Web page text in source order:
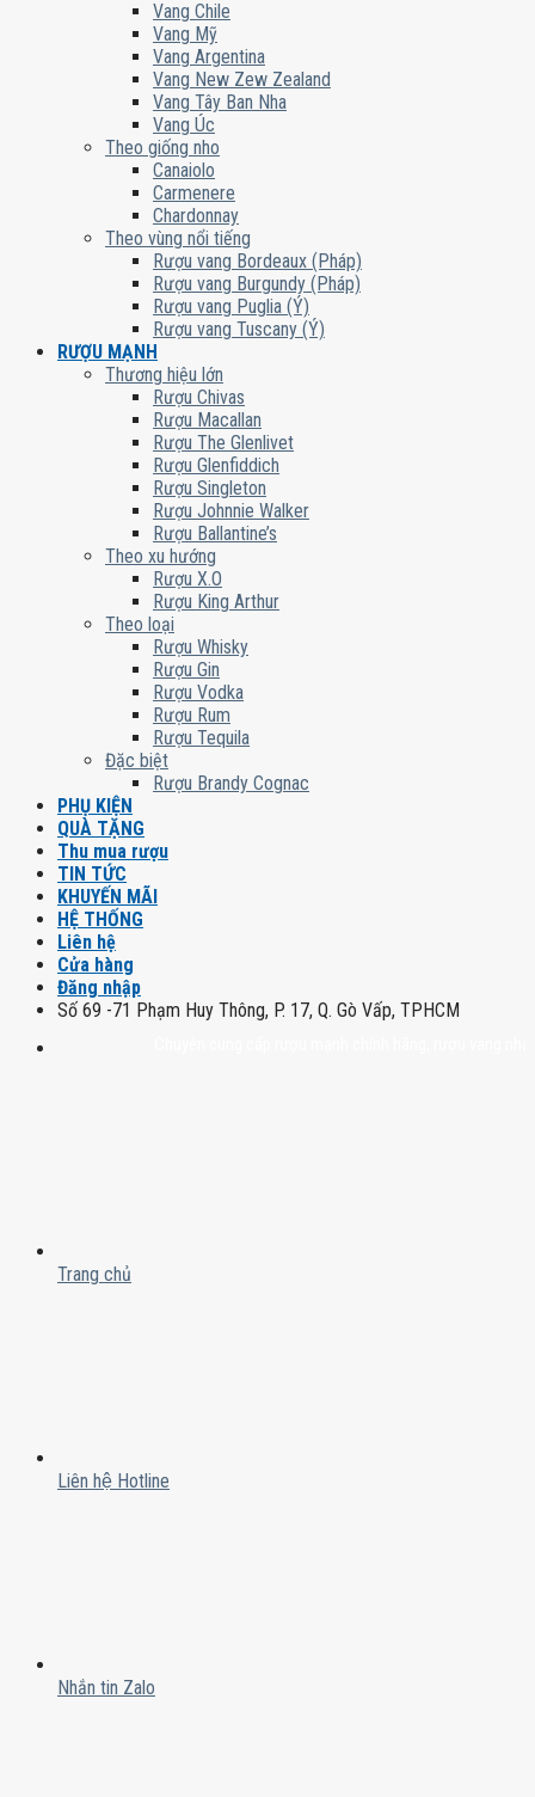
Vang Chile
Vang Mỹ
Vang Argentina
Vang New Zew Zealand
Vang Tây Ban Nha
Vang Úc
Theo giống nho
Canaiolo
Carmenere
Chardonnay
Theo vùng nổi tiếng
Rượu vang Bordeaux (Pháp)
Rượu vang Burgundy (Pháp)
Rượu vang Puglia (Ý)
Rượu vang Tuscany (Ý)
RƯỢU MẠNH
Thương hiệu lớn
Rượu Chivas
Rượu Macallan
Rượu The Glenlivet
Rượu Glenfiddich
Rượu Singleton
Rượu Johnnie Walker
Rượu Ballantine’s
Theo xu hướng
Rượu X.O
Rượu King Arthur
Theo loại
Rượu Whisky
Rượu Gin
Rượu Vodka
Rượu Rum
Rượu Tequila
Đặc biệt
Rượu Brandy Cognac
PHỤ KIỆN
QUÀ TẶNG
Thu mua rượu
TIN TỨC
KHUYẾN MÃI
HỆ THỐNG
Liên hệ
Cửa hàng
Đăng nhập
Số 69 -71 Phạm Huy Thông, P. 17, Q. Gò Vấp, TPHCM
Trang chủ
Liên hệ Hotline
Nhắn tin Zalo